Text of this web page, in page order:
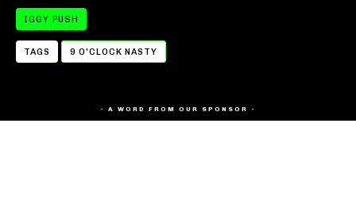
IGGY PUSH
TAGS 9 O'CLOCK NASTY
- A WORD FROM OUR SPONSOR -